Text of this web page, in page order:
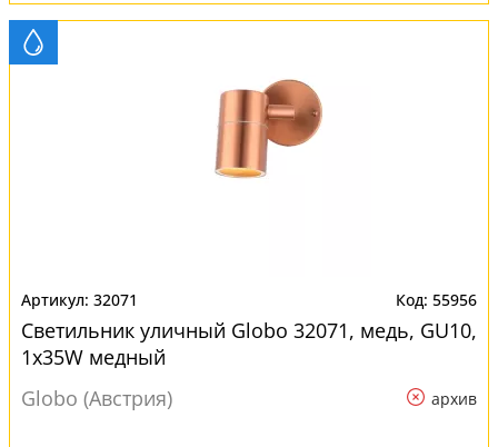
32071 55956
Светильник уличный Globo 32071, медь, GU10,
1x35W медный
Globo (Австрия)
архив